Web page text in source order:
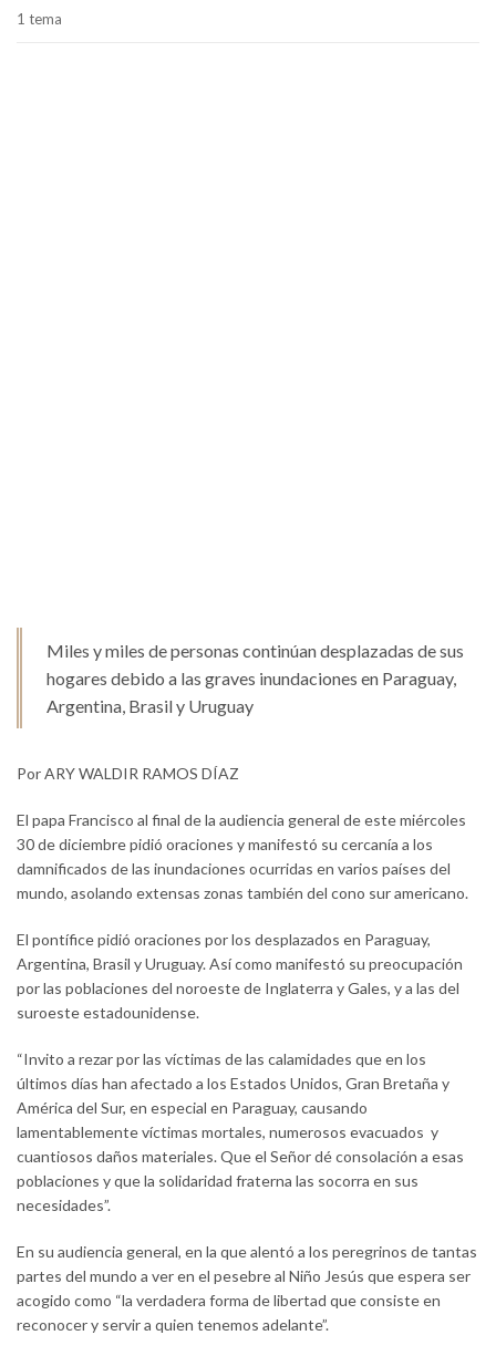
1 tema
Miles y miles de personas continúan desplazadas de sus
hogares debido a las graves inundaciones en Paraguay,
Argentina, Brasil y Uruguay
Por ARY WALDIR RAMOS DÍAZ
El papa Francisco al final de la audiencia general de este miércoles
30 de diciembre pidió oraciones y manifestó su cercanía a los
damnificados de las inundaciones ocurridas en varios países del
mundo, asolando extensas zonas también del cono sur americano.
El pontífice pidió oraciones por los desplazados en Paraguay,
Argentina, Brasil y Uruguay. Así como manifestó su preocupación
por las poblaciones del noroeste de Inglaterra y Gales, y a las del
suroeste estadounidense.
“Invito a rezar por las víctimas de las calamidades que en los
últimos días han afectado a los Estados Unidos, Gran Bretaña y
América del Sur, en especial en Paraguay, causando
lamentablemente víctimas mortales, numerosos evacuados y
cuantiosos daños materiales. Que el Señor dé consolación a esas
poblaciones y que la solidaridad fraterna las socorra en sus
necesidades”.
En su audiencia general, en la que alentó a los peregrinos de tantas
partes del mundo a ver en el pesebre al Niño Jesús que espera ser
acogido como “la verdadera forma de libertad que consiste en
reconocer y servir a quien tenemos adelante”.